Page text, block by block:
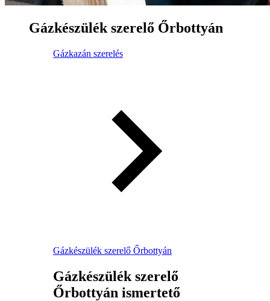
Gázkészülék szerelő Őrbottyán
Gázkazán szerelés
Gázkészülék szerelő Őrbottyán
Gázkészülék szerelő
Őrbottyán ismertető